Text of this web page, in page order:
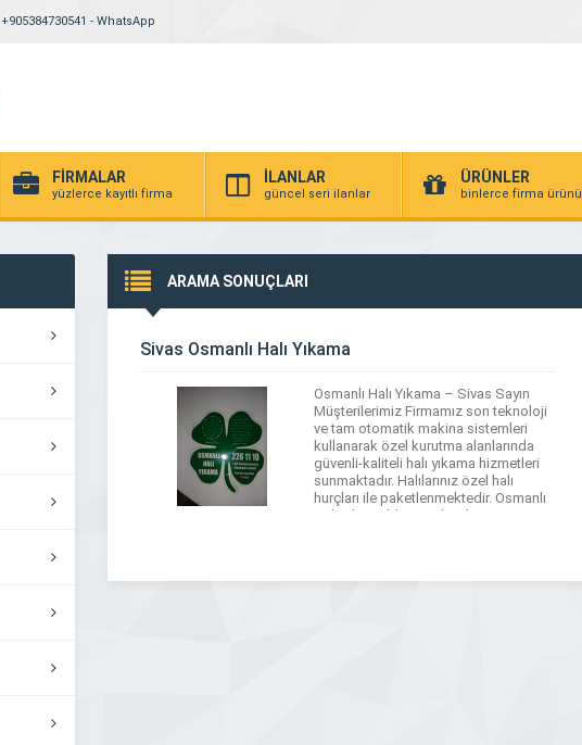
+905384730541 - WhatsApp
FİRMALAR
yüzlerce kayıtlı firma
İLANLAR
güncel seri ilanlar
ÜRÜNLER
binlerce firma ürünü
ARAMA SONUÇLARI
Sivas Osmanlı Halı Yıkama
Osmanlı Halı Yıkama – Sivas Sayın
Müşterilerimiz Firmamız son teknoloji
ve tam otomatik makina sistemleri
kullanarak özel kurutma alanlarında
güvenli-kaliteli halı yıkama hizmetleri
sunmaktadır. Halılarınız özel halı
hurçları ile paketlenmektedir. Osmanlı
Halı Yıkama’da Tüm kredi